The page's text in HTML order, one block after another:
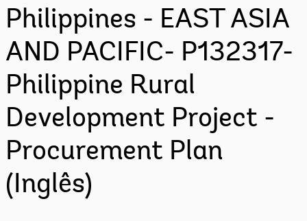
Philippines - EAST ASIA
AND PACIFIC- P132317-
Philippine Rural
Development Project -
Procurement Plan
(Inglês)